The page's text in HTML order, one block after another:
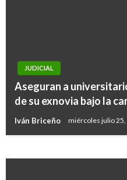
JUDICIAL
Aseguran a
de su exnovia bajo la
Iván Briceño miércoles julio 25,
Programa de Formación